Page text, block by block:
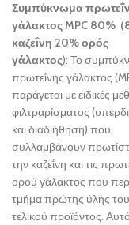
Συμπύκνωμα
γάλακτοςMPC 80%
καζεΐνη 20% ορός
γάλακτος): Το
πρωτεΐνης γάλακτος
παράγεται με ειδικές
φιλτραρίσματος
και διαδιήθηση) που
συλλαμβάνουν
την καζεΐνη και τις
ορού γάλακτος που
τμήμα πρώτης ύλης του
τελικού προϊόντος. Αυτό